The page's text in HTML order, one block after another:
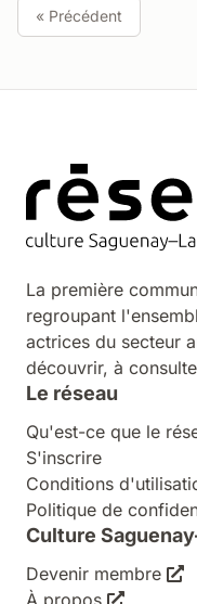
« Précédent
La première
regroupant
actrices du secteur
découvrir, à
Le réseau
Qu'est-ce que le
S'inscrire
Conditions
Politique de
Culture
Devenir membre
À propos